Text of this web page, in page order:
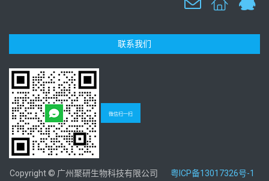
联系我们
微信扫一扫
Copyright © 广州聚研生物科技有限公司 粤ICP备13017326号-1